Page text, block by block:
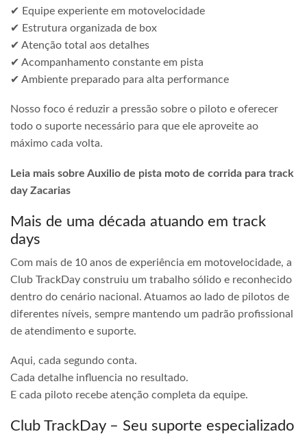
✔ Equipe experiente em motovelocidade
✔ Estrutura organizada de box
✔ Atenção total aos detalhes
✔ Acompanhamento constante em pista
✔ Ambiente preparado para alta performance
Nosso foco é reduzir a pressão sobre o piloto e oferecer
todo o suporte necessário para que ele aproveite ao
máximo cada volta.
Leia mais sobre Auxilio de pista moto de corrida para track
day Zacarias
Mais de uma década atuando em track
days
Com mais de 10 anos de experiência em motovelocidade, a
Club TrackDay construiu um trabalho sólido e reconhecido
dentro do cenário nacional. Atuamos ao lado de pilotos de
diferentes níveis, sempre mantendo um padrão profissional
de atendimento e suporte.
Aqui, cada segundo conta.
Cada detalhe influencia no resultado.
E cada piloto recebe atenção completa da equipe.
Club TrackDay – Seu suporte especializado